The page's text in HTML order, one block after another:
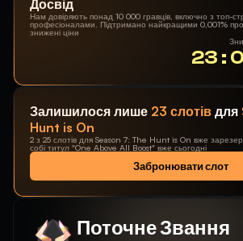
Досвід
Нам довіряють понад 10 000 гравців, включно з топ-
професіоналами. Підтримано найкращими 0,001%
знижені ціни
23 :
Залишилося лише 23 слотів для
Hunt is On
2 з 25 слотів для Season 7: The Hunt is On вже
собі титул "One Above All Boost" вже сьогодні
Забронювати слот
Поточне Звання